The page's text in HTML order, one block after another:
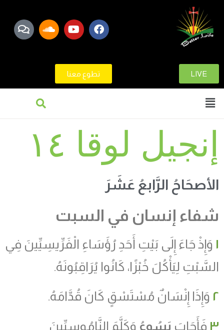
LIVE تطوع معنا
إنجيل لوقا ١٤
الأصحَاحُ الرَّابعُ عَشَرَ
شفاء إنسان في السبت
١ وَإِذْ جَاءَ إِلَى بَيْتِ أَحَدِ رُؤَسَاءِ الْفَرِّيسِيِّينَ فِي
السَّبْتِ لِيَأْكُلَ خُبْزًا، كَانُوا يُرَاقِبُونَهُ.
٢ وَإِذَا إِنْسَانٌ مُسْتَسْقٍ كَانَ قُدَّامَهُ.
٣ فَأَجَابَ يَسُوعُ وَكَلَّمَ النَّامُوسِيِّينَ